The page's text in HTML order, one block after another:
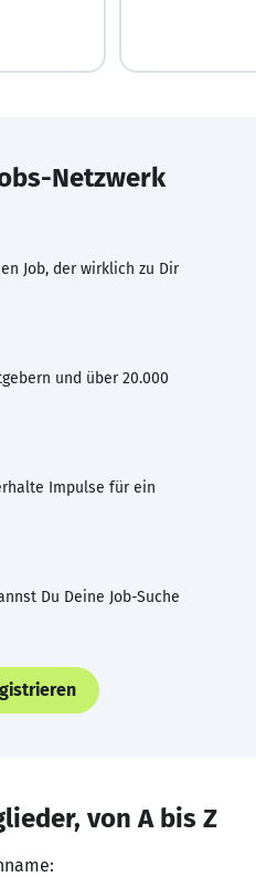
Netzwerk
Job, der wirklich zu Dir
und über 20.000
Impulse für ein
Du Deine Job-Suche
von A bis Z